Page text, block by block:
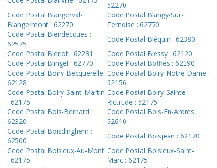
62270
Code Postal Blangerval-
Blangermont : 62270
Code Postal Blangy-Sur-
Ternoise : 62770
Code Postal Blendecques :
62575
Code Postal Bléquin : 62380
Code Postal Bleriot : 62231
Code Postal Blessy : 62120
Code Postal Blingel : 62770
Code Postal Boffles : 62390
Code Postal Boiry-Becquerelle :
62128
Code Postal Boiry-Notre-Dame :
62156
Code Postal Boiry-Saint-Martin
: 62175
Code Postal Boiry-Sainte-
Rictrude : 62175
Code Postal Bois-Bernard :
62320
Code Postal Bois-En-Ardres :
62610
Code Postal Boisdinghem :
62500
Code Postal Boisjean : 62170
Code Postal Boisleux-Au-Mont
: 62175
Code Postal Boisleux-Saint-
Marc : 62175